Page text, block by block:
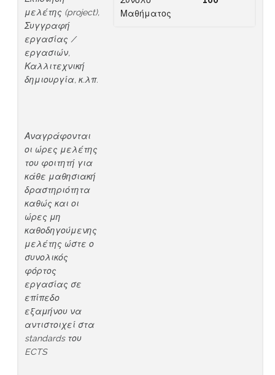
μελέτης (project),
Συγγραφή
εργασίας /
εργασιών,
Καλλιτεχνική
δημιουργία, κ.λπ.
Αναγράφονται
οι ώρες μελέτης
του φοιτητή για
κάθε μαθησιακή
δραστηριότητα
καθώς και οι
ώρες μη
καθοδηγούμενης
μελέτης ώστε ο
συνολικός
φόρτος
εργασίας σε
επίπεδο
εξαμήνου να
αντιστοιχεί στα
standardsτου
ECTS
Μαθήματος